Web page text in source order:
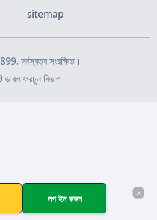
sitemap
সর্বস্বত্ব সংরক্ষিত।
ফরচুন বিভাগ
×
লগ ইন করুন